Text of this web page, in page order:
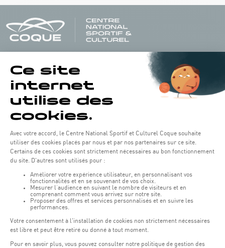
Horaires d'ouverture du batiment de la Coque :
Lundi - vendredi : 06h30 - 22h00
Weekend : 07h30 - 19h00
Accès :
COQUE • 2 rue Léon Hengen, Luxembourg (L-1745)
Transport en commun: Arrêt Tram "Coque"
Parkings: